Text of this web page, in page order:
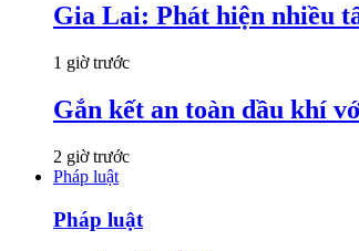
Gia Lai: Phát hiện nhiều
1 giờ trước
Gắn kết an toàn dầu khí
2 giờ trước
Pháp luật
Pháp luật